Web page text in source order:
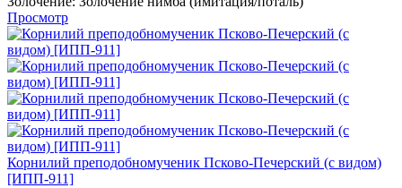
Просмотр
Корнилий преподобномученик Псково-Печерский (с видом)
[ИПП-911]